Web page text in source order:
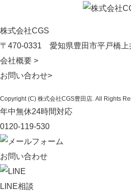
株式会社CGS
〒470-0331 愛知県豊田市平戸橋上
会社概要 >
お問い合わせ>
Copyright (C) 株式会社CGS豊田店. All Rights
年中無休24時間対応
0120-119-530
お問い合わせ
LINE相談